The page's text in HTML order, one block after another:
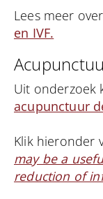
Lees meer over
en IVF.
Uit onderzoek
acupunctuur
Klik hieronder
may be a
reduction of